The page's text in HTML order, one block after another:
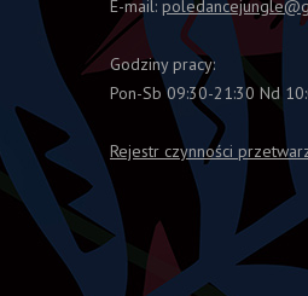
E-mail:
Godziny pracy:
Pon-Sb 09:30-21:30 Nd
Rejestr czynności